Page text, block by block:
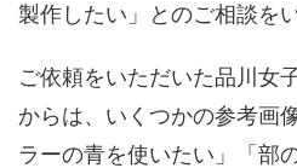
製作したい」とのご相談を
ご依頼をいただいた品川女
からは、いくつかの参考画
ラーの青を使いたい」「部